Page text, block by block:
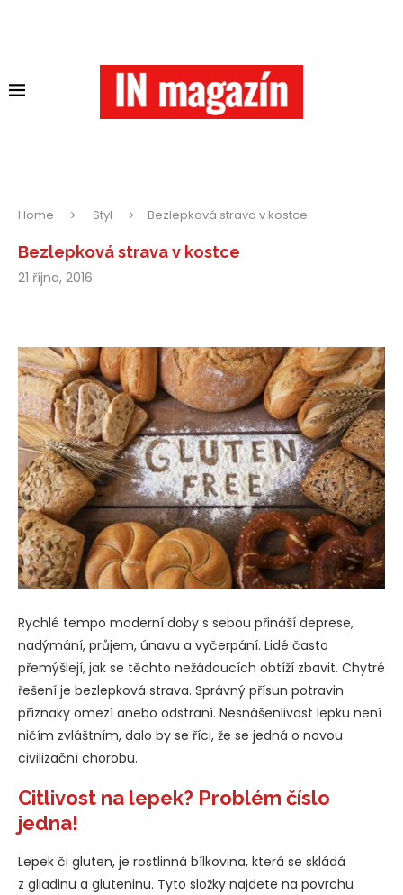
Home Styl Bezlepková strava v kostce
Bezlepková strava v kostce
21 října, 2016
Rychlé tempo moderní doby s sebou přináší deprese,
nadýmání, průjem, únavu a vyčerpání. Lidé často
přemýšlejí, jak se těchto nežádoucích obtíží zbavit. Chytré
řešení je bezlepková strava. Správný přísun potravin
příznaky omezí anebo odstraní. Nesnášenlivost lepku není
ničím zvláštním, dalo by se říci, že se jedná o novou
civilizační chorobu.
Citlivost na lepek? Problém číslo
jedna!
Lepek či gluten, je rostlinná bílkovina, která se skládá
z gliadinu a gluteninu. Tyto složky najdete na povrchu